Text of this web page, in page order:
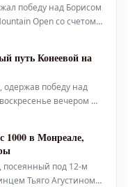
победу над Борисом
Open со счетом
чем просто
ранее, где немец
путь Конеевой на
одержав победу над
вечером и
Bank Open presented
линии, завершив
1000 в Монреале,
посеянный под 12-м
Тьяго Агустином